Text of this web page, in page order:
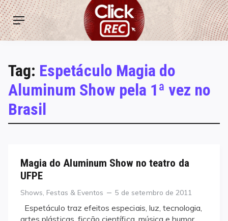
Skip
to
content
ClickREC
Menu
Tag: Espetáculo Magia do
Aluminum Show pela 1ª vez no
Brasil
Magia do Aluminum Show no teatro da
UFPE
Categories
Shows, Festas & Eventos
Posted
5 de setembro de 2011
Espetáculo traz efeitos especiais, luz, tecnologia,